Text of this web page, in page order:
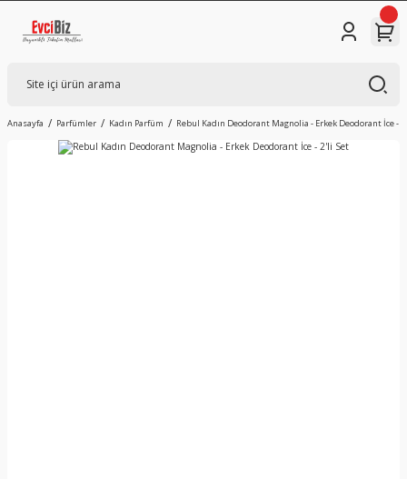
Anasayfa Parfümler Kadın Parfüm Rebul Kadın Deodorant Magnolia - Erkek Deodorant İce -